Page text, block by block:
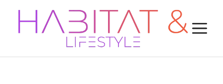
Aller
contenu